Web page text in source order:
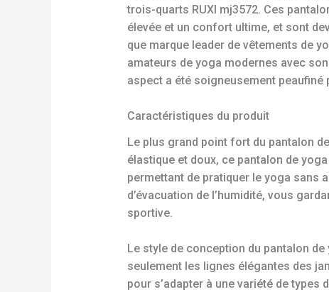
trois-quarts RUXI mj3572. Ces
élevée et un confort ultime, et sont
que marque leader de vêtements de
amateurs de yoga modernes avec
aspect a été soigneusement
Caractéristiques du produit
Le plus grand point fort du pantalon
élastique et doux, ce pantalon de
permettant de pratiquer le yoga sans
d’évacuation de l’humidité, vous
sportive.
Le style de conception du pantalon
seulement les lignes élégantes des
pour s’adapter à une variété de